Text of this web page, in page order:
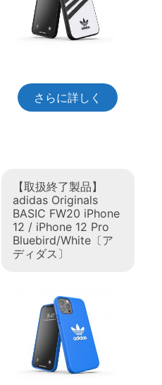
さらに詳しく
【取扱終了製品】
adidas Originals
BASIC FW20 iPhone
12 / iPhone 12 Pro
Bluebird/White〔ア
ディダス〕